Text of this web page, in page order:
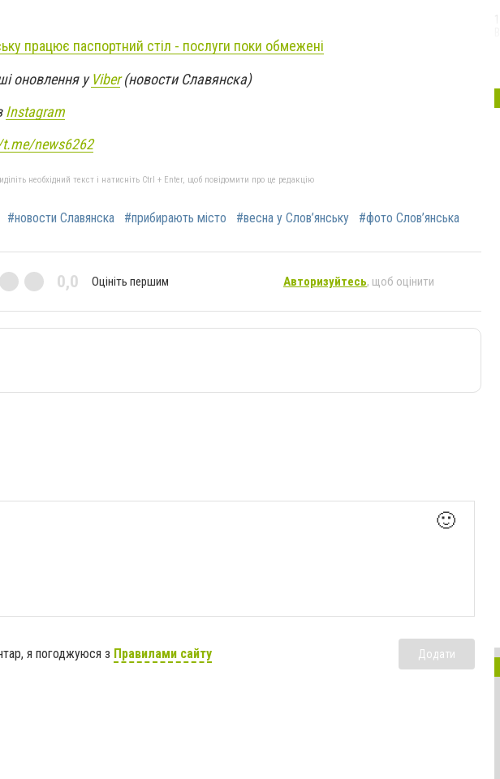
працює паспортний стіл - послуги поки обмежені
оновлення уViber(новости Славянска)
Instagram
news6262
необхідний текст і натисніть Ctrl + Enter, щоб повідомити про це редакцію
#новости Славянска #прибирають місто #весна у Слов’янську #фото Слов’янська
0,0 Оцініть першим Авторизуйтесь, щоб оцінити
🙂
я погоджуюся з Правилами сайту Додати